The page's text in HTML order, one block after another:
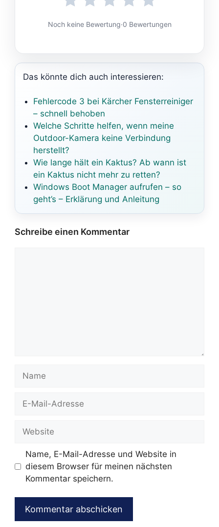
Noch keine Bewertung·0 Bewertungen
Das könnte dich auch interessieren:
Fehlercode 3 bei Kärcher Fensterreiniger
– schnell behoben
Welche Schritte helfen, wenn meine
Outdoor-Kamera keine Verbindung
herstellt?
Wie lange hält ein Kaktus? Ab wann ist
ein Kaktus nicht mehr zu retten?
Windows Boot Manager aufrufen – so
geht’s – Erklärung und Anleitung
Schreibe einen Kommentar
Mail-
Name, E-Mail-Adresse und Website in
diesem Browser für meinen nächsten
Kommentar speichern.